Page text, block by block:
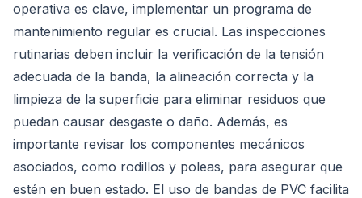
operativa es clave, implementar un programa de
mantenimiento regular es crucial. Las inspecciones
rutinarias deben incluir la verificación de la tensión
adecuada de la banda, la alineación correcta y la
limpieza de la superficie para eliminar residuos que
puedan causar desgaste o daño. Además, es
importante revisar los componentes mecánicos
asociados, como rodillos y poleas, para asegurar que
estén en buen estado. El uso de bandas de PVC facilita